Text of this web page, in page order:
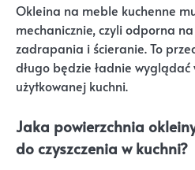
Okleina na meble kuchenne
mechanicznie, czyli odporna
zadrapania i ścieranie. To
długo będzie ładnie wyglądać
użytkowanej kuchni.
Jaka powierzchnia
do czyszczenia w kuchni?